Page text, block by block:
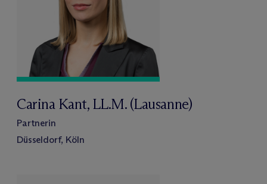
Carina Kant, LL.M. (Lausanne)
Partnerin
Düsseldorf, Köln